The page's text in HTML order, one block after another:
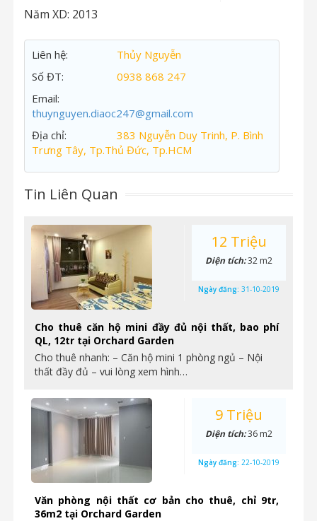
Năm XD: 2013
Liên hệ:
Thủy Nguyễn
Số ĐT:
0938 868 247
Email:
thuynguyen.diaoc247@gmail.com
Địa chỉ:
383 Nguyễn Duy Trinh, P. Bình
Trưng Tây, Tp.Thủ Đức, Tp.HCM
Tin Liên Quan
Cho thuê căn hộ mini đầy đủ nội thất, bao phí
QL, 12tr tại Orchard Garden
Cho thuê nhanh: – Căn hộ mini 1 phòng ngủ – Nội
thất đầy đủ – vui lòng xem hình…
12 Triệu
Diện tích:32 m2
Ngày đăng: 31-10-2019
Văn phòng nội thất cơ bản cho thuê, chỉ 9tr,
36m2 tại Orchard Garden
9 Triệu
Diện tích:36 m2
Ngày đăng: 22-10-2019